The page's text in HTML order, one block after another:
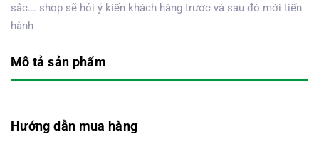
sắc... shop sẽ hỏi ý kiến khách hàng trước và sau đó mới tiến
hành
Mô tả sản phẩm
Hướng dẫn mua hàng